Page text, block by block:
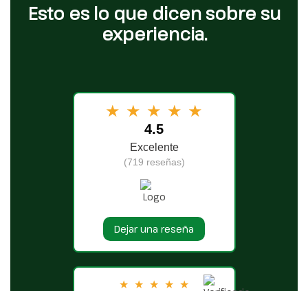
Esto es lo que dicen sobre su
experiencia.
★ ★ ★ ★ ★
4.5
Excelente
(719 reseñas)
Dejar una reseña
★ ★ ★ ★ ★